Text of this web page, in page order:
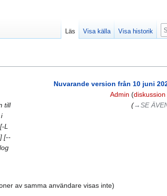
till
L
[--
Nuvarande version från 10 juni
Admin (diskussion
(→‎SE
av samma användare visas inte)
Läs Visa källa Visa historik